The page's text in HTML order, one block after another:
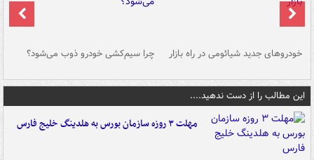
خودروهای جدید شیائومی در راه بازار چرا سیم‌کشی خودرو ذوب می‌شود؟
این مطالب را از دست ندهید....
مهلت ۳ روزه سازمان بورس به هلدینگ خلیج فارس